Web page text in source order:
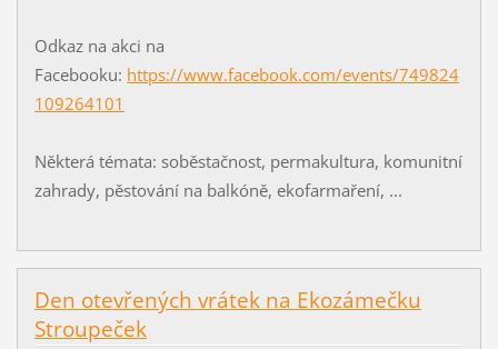
Odkaz na akci na
Facebooku: https://www.facebook.com/events/749824
109264101
Některá témata: soběstačnost, permakultura, komunitní
zahrady, pěstování na balkóně, ekofarmaření, ...
Den otevřených vrátek na Ekozámečku
Stroupeček